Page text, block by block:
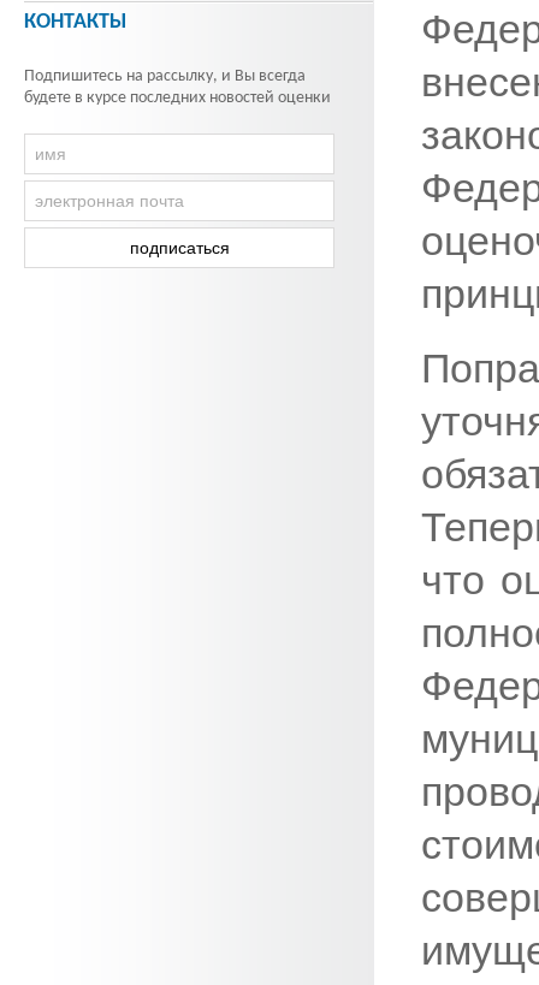
что
КОНТАКТЫ
Подпишитесь на рассылку, и Вы всегда
будете в курсе последних новостей оценки